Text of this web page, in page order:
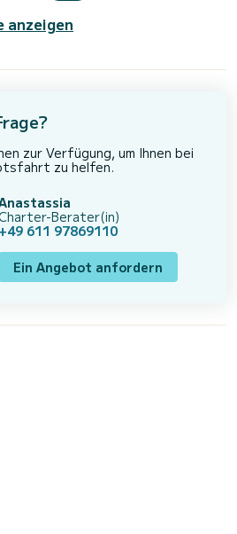
anzeigen
zur Verfügung, um Ihnen bei
zu helfen.
Berater(in)
+49 611 97869110
Ein Angebot anfordern